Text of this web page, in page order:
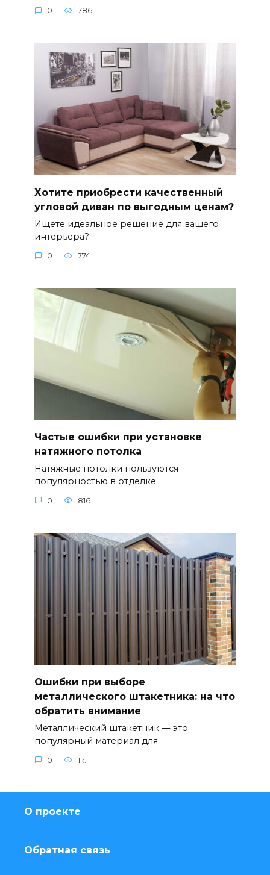
0 786
Хотите приобрести качественный
угловой диван по выгодным ценам?
Ищете идеальное решение для вашего
интерьера?
0 774
Частые ошибки при установке
натяжного потолка
Натяжные потолки пользуются
популярностью в отделке
0 816
Ошибки при выборе
металлического штакетника: на что
обратить внимание
Металлический штакетник — это
популярный материал для
0 1к.
О проекте
Обратная связь